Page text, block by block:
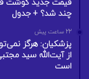
چند شد؟ + جدول
22 ساعت پیش
پزشکیان: هرگز
از آیت‌الله سید
است